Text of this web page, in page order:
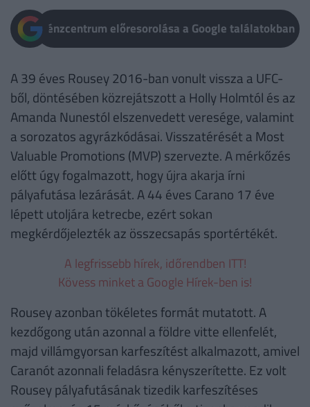
Pénzcentrum előresorolása a Google találatokban
A 39 éves Rousey 2016-ban vonult vissza a UFC-
ből, döntésében közrejátszott a Holly Holmtól és az
Amanda Nunestól elszenvedett veresége, valamint
a sorozatos agyrázkódásai. Visszatérését a Most
Valuable Promotions (MVP) szervezte. A mérkőzés
előtt úgy fogalmazott, hogy újra akarja írni
pályafutása lezárását. A 44 éves Carano 17 éve
lépett utoljára ketrecbe, ezért sokan
megkérdőjelezték az összecsapás sportértékét.
A legfrissebb hírek, időrendben ITT!
Kövess minket a Google Hírek-ben is!
Rousey azonban tökéletes formát mutatott. A
kezdőgong után azonnal a földre vitte ellenfelét,
majd villámgyorsan karfeszítést alkalmazott, amivel
Caranót azonnali feladásra kényszerítette. Ez volt
Rousey pályafutásának tizedik karfeszítéses